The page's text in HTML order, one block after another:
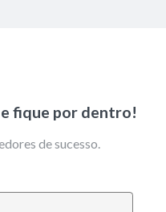
e fique por dentro!
de sucesso.